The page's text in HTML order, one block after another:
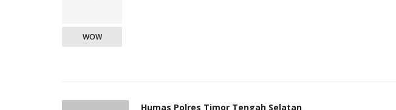
WOW
Humas Polres Timor Tengah Selatan